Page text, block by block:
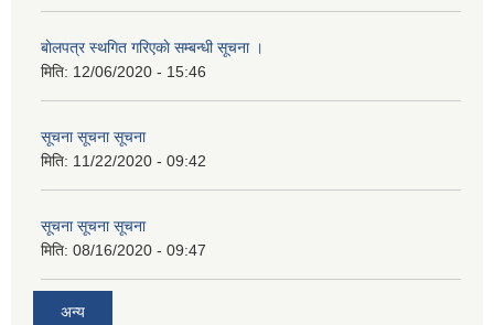
बाेलपत्र स्थगित गरिएकाे सम्बन्धी सूचना ।
मिति: 12/06/2020 - 15:46
सूचना सूचना सूचना
मिति: 11/22/2020 - 09:42
सूचना सूचना सूचना
मिति: 08/16/2020 - 09:47
अन्य